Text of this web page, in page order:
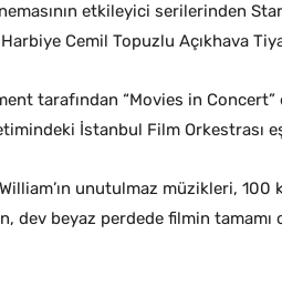
etkileyici serilerinden
Cemil Topuzlu Açıkhava
tarafından “Movies in
İstanbul Film Orkestrası
unutulmaz müzikleri,
dev beyaz perdede filmin